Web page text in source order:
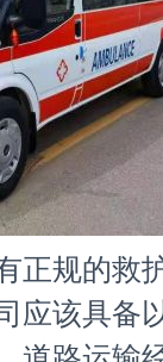
正规的救
应该具备